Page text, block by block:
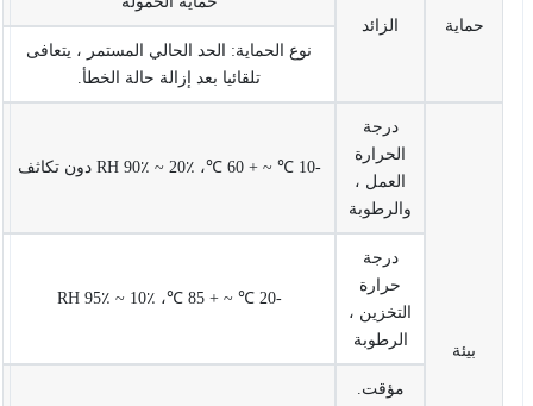
حماية الزائد
نوع الحماية: الحد الحالي المستمر ، يتعافى
تلقائيا بعد إزالة حالة الخطأ.
بيئة
درجة
الحرارة
العمل ،
والرطوبة
-10 ℃ ~ + 60 ℃، 20٪ ~ 90٪ RH دون تكاثف
درجة
حرارة
التخزين ،
الرطوبة
-20 ℃ ~ + 85 ℃، 10٪ ~ 95٪ RH
مؤقت.